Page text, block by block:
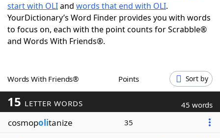
Today's NYT GamesHints & Answers
Word GamesHelpers
Blog
Our Brands
start with OLIand words that end with OLI.
YourDictionary’s Word Finder provides you with words
to focus on, each with the point counts for Scrabble®
and Words With Friends®.
Words With Friends® Points Sort by
15 LETTER WORDS 45 words
cosmopolitanize 35